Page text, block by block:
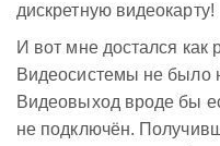
дискретную видеокарту!
И вот мне достался как
Видеосистемы не было
Видеовыход вроде бы
не подключён.